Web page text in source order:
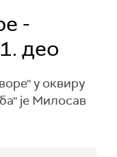
-
део
у оквиру
је Милосав